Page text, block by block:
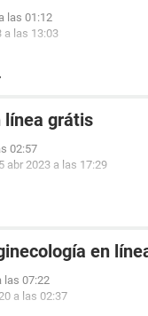
las 01:12
a las 13:03
línea grátis
02:57
5 abr 2023 a las 17:29
en
las 07:22
a las 02:37